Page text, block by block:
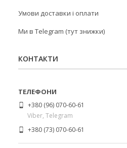
Умови доставки і оплати
Ми в Telegram (тут знижки)
КОНТАКТИ
+380 (96) 070-60-61
Viber, Telegram
+380 (73) 070-60-61